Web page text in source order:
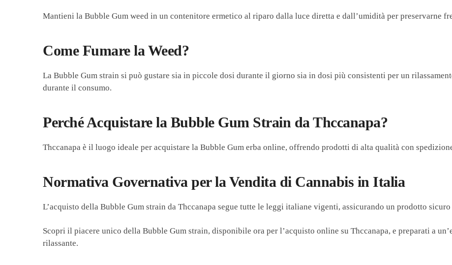
Mantieni la Bubble Gum weed in un contenitore ermetico al riparo dalla luce diretta e dall’umidità per preservarne
Come Fumare la Weed?
La Bubble Gum strain si può gustare sia in piccole dosi durante il giorno sia in dosi più consistenti per un
durante il consumo.
Perché Acquistare la Bubble Gum Strain da Thccanapa?
Thccanapa è il luogo ideale per acquistare la Bubble Gum erba online, offrendo prodotti di alta qualità con
Normativa Governativa per la Vendita di Cannabis in Italia
L’acquisto della Bubble Gum strain da Thccanapa segue tutte le leggi italiane vigenti, assicurando un prodotto
Scopri il piacere unico della Bubble Gum strain, disponibile ora per l’acquisto online su Thccanapa, e preparati a
rilassante.